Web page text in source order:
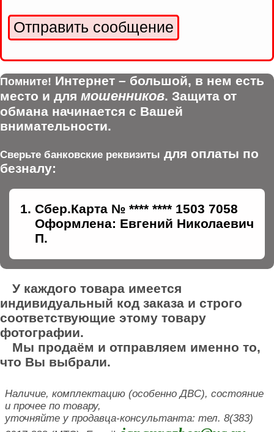
Помните! Интернет – большой, в нем есть
место и для мошенников. Защита от
обмана начинается с Вашей
внимательности.
Сверьте банковские реквизиты для оплаты по
безналу:
Сбер.Карта № **** **** 1503 7058
Оформлена: Евгений Николаевич
П.
У каждого товара имеется
индивидуальный код заказа и строго
соответствующие этому товару
фотографии.
Мы продаём и отправляем именно то,
что Вы выбрали.
Наличие, комплектацию (особенно ДВС), состояние
и прочее по товару,
уточняйте у продавца-консультанта: тел. 8(383)